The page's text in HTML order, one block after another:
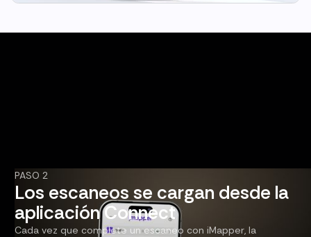
PASO 2
Los escaneos se cargan desde la
aplicación Connect
Cada vez que complete un escaneo con iMapper, la